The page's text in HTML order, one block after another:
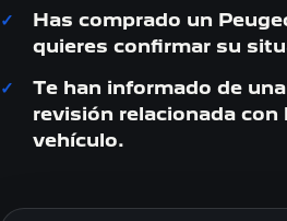
Has comprado un
quieres confirmar su
Te han informado de
revisión relacionada con
vehículo.